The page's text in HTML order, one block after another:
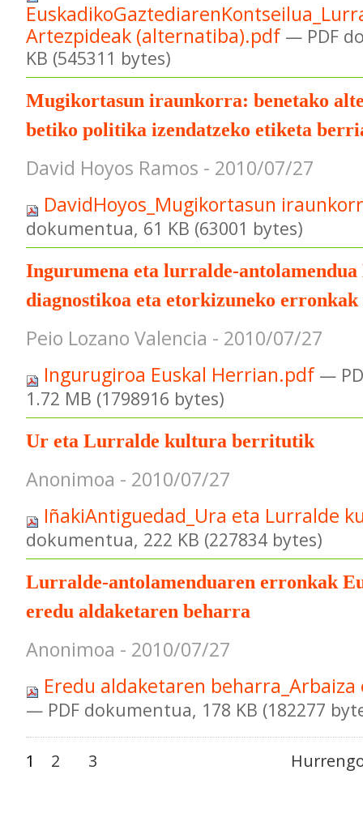
Artezpideak (alternatiba).pdf — PDF
KB (545311 bytes)
Mugikortasun iraunkorra: benetako
betiko politika izendatzeko etiketa
David Hoyos Ramos - 2010/07/27
DavidHoyos_Mugikortasun
dokumentua, 61 KB (63001 bytes)
Ingurumena eta lurralde-
diagnostikoa eta etorkizuneko erronkak
Peio Lozano Valencia - 2010/07/27
Ingurugiroa Euskal Herrian.pdf —
1.72 MB (1798916 bytes)
Ur eta Lurralde kultura berritutik
Anonimoa - 2010/07/27
IñakiAntiguedad_Ura eta Lurralde
dokumentua, 222 KB (227834 bytes)
Lurralde-antolamenduaren erronkak
eredu aldaketaren beharra
Anonimoa - 2010/07/27
Eredu aldaketaren
— PDF dokumentua, 178 KB (182277
1 2 3